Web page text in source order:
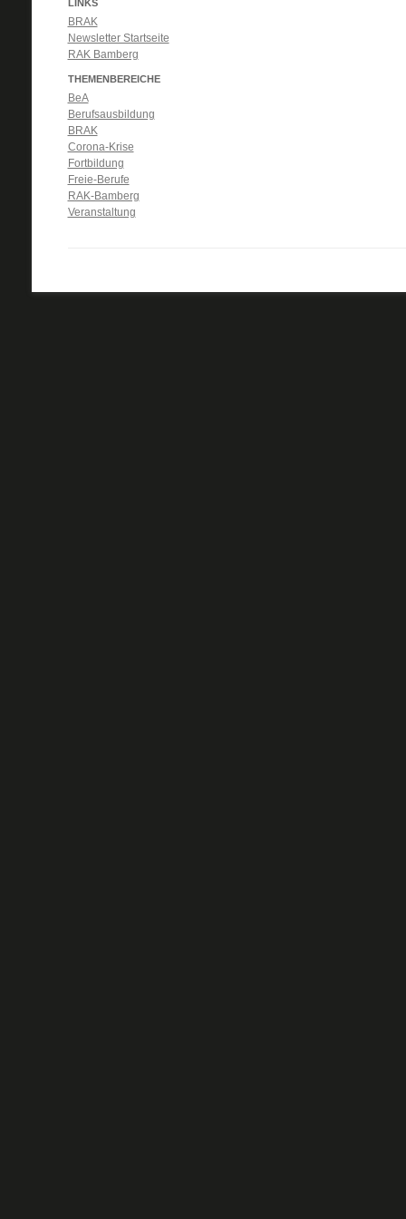
LINKS
BRAK
Newsletter Startseite
RAK Bamberg
THEMENBEREICHE
BeA
Berufsausbildung
BRAK
Corona-Krise
Fortbildung
Freie-Berufe
RAK-Bamberg
Veranstaltung